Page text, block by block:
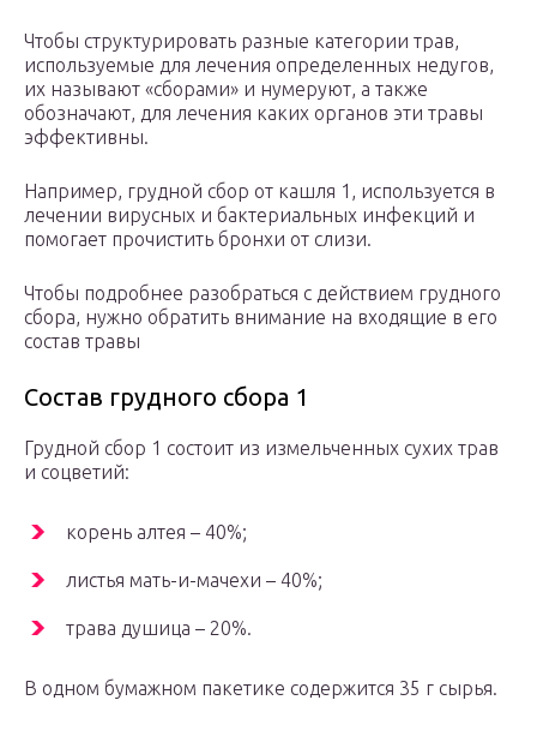
Чтобы структурировать разные категории трав,
используемые для лечения определенных недугов,
их называют «сборами» и нумеруют, а также
обозначают, для лечения каких органов эти травы
эффективны.
Например, грудной сбор от кашля 1, используется в
лечении вирусных и бактериальных инфекций и
помогает прочистить бронхи от слизи.
Чтобы подробнее разобраться с действием грудного
сбора, нужно обратить внимание на входящие в его
состав травы
Состав грудного сбора 1
Грудной сбор 1 состоит из измельченных сухих трав
и соцветий:
корень алтея – 40%;
листья мать-и-мачехи – 40%;
трава душица – 20%.
В одном бумажном пакетике содержится 35 г сырья.